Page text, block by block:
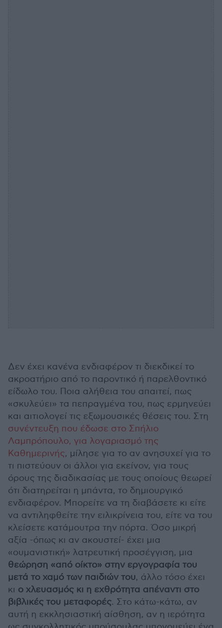
Δεν έχει κανένα ενδιαφέρον τι διεκδικεί το
ακροατήριο από το παροντικό ή παρελθοντικό
είδωλο του. Ποια αλήθεια του απαιτεί, πως
«σκυλεύει» τα πεπραγμένα του, πως ερμηνεύει
και αιτιολογεί τις εξωμουσικές θέσεις του. Στη
συνέντευξη που έδωσε στο Σπήλιο
Λαμπρόπουλο, για λογαριασμό της
Καθημερινής, μίλησε για το αν ανησυχεί για το
τι πιστεύουν οι άλλοι για εκείνον, για τους
όρους της διαδικασίας με τους οποίους θεωρεί
ότι διατηρείται η μπάντα, το δημιουργικό
ενδιαφέρον. Mπορείτε να τη διαβάσετε κι είτε
να αντιληφθείτε την ειλικρίνεια του, είτε να του
κλείσετε κατάμουτρα την πόρτα. Όσο μικρή
αξία -όπως κι αν ακουστεί- έχει μια
«ουμανιστική» λατρευτική προσέγγιση, μια
θεώρηση «από οίκτο» στην εργογραφία του
μετά το χαμό των παιδιών του, άλλο τόσο έχει
κι ο χλευασμός κι η εχθρότητα απέναντι στο
βιβλικές του μεταφορές. Στο κάτω-κάτω, αν
αυτή η εκκλησιαστική αίσθηση, αν η ιερότητα